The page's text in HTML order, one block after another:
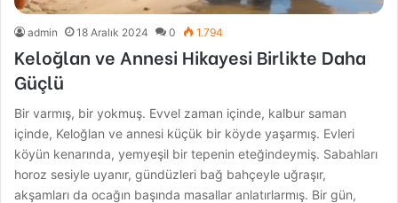
admin 18 Aralık 2024 0 1.794
Keloğlan ve Annesi Hikayesi Birlikte Daha
Güçlü
Bir varmış, bir yokmuş. Evvel zaman içinde, kalbur saman
içinde, Keloğlan ve annesi küçük bir köyde yaşarmış. Evleri
köyün kenarında, yemyeşil bir tepenin eteğindeymiş. Sabahları
horoz sesiyle uyanır, gündüzleri bağ bahçeyle uğraşır,
akşamları da ocağın başında masallar anlatırlarmış. Bir gün,